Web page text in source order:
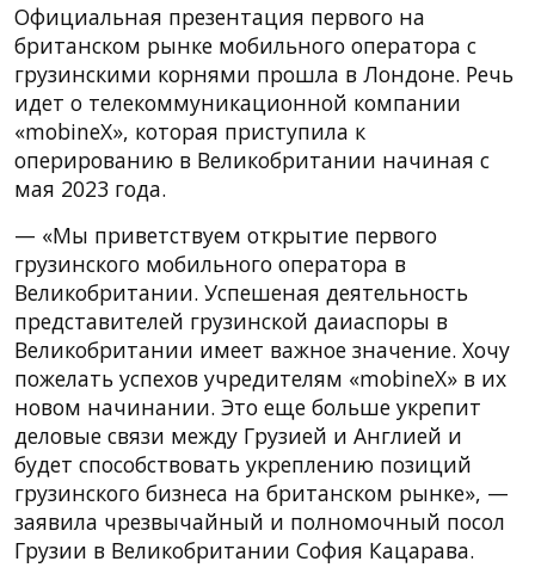
Официальная презентация первого на
британском рынке мобильного оператора с
грузинскими корнями прошла в Лондоне. Речь
идет о телекоммуникационной компании
«mobineX», которая приступила к
оперированию в Великобритании начиная с
мая 2023 года.
— «Мы приветствуем открытие первого
грузинского мобильного оператора в
Великобритании. Успешеная деятельность
представителей грузинской даиаспоры в
Великобритании имеет важное значение. Хочу
пожелать успехов учредителям «mobineX» в их
новом начинании. Это еще больше укрепит
деловые связи между Грузией и Англией и
будет способствовать укреплению позиций
грузинского бизнеса на британском рынке», —
заявила чрезвычайный и полномочный посол
Грузии в Великобритании София Кацарава.